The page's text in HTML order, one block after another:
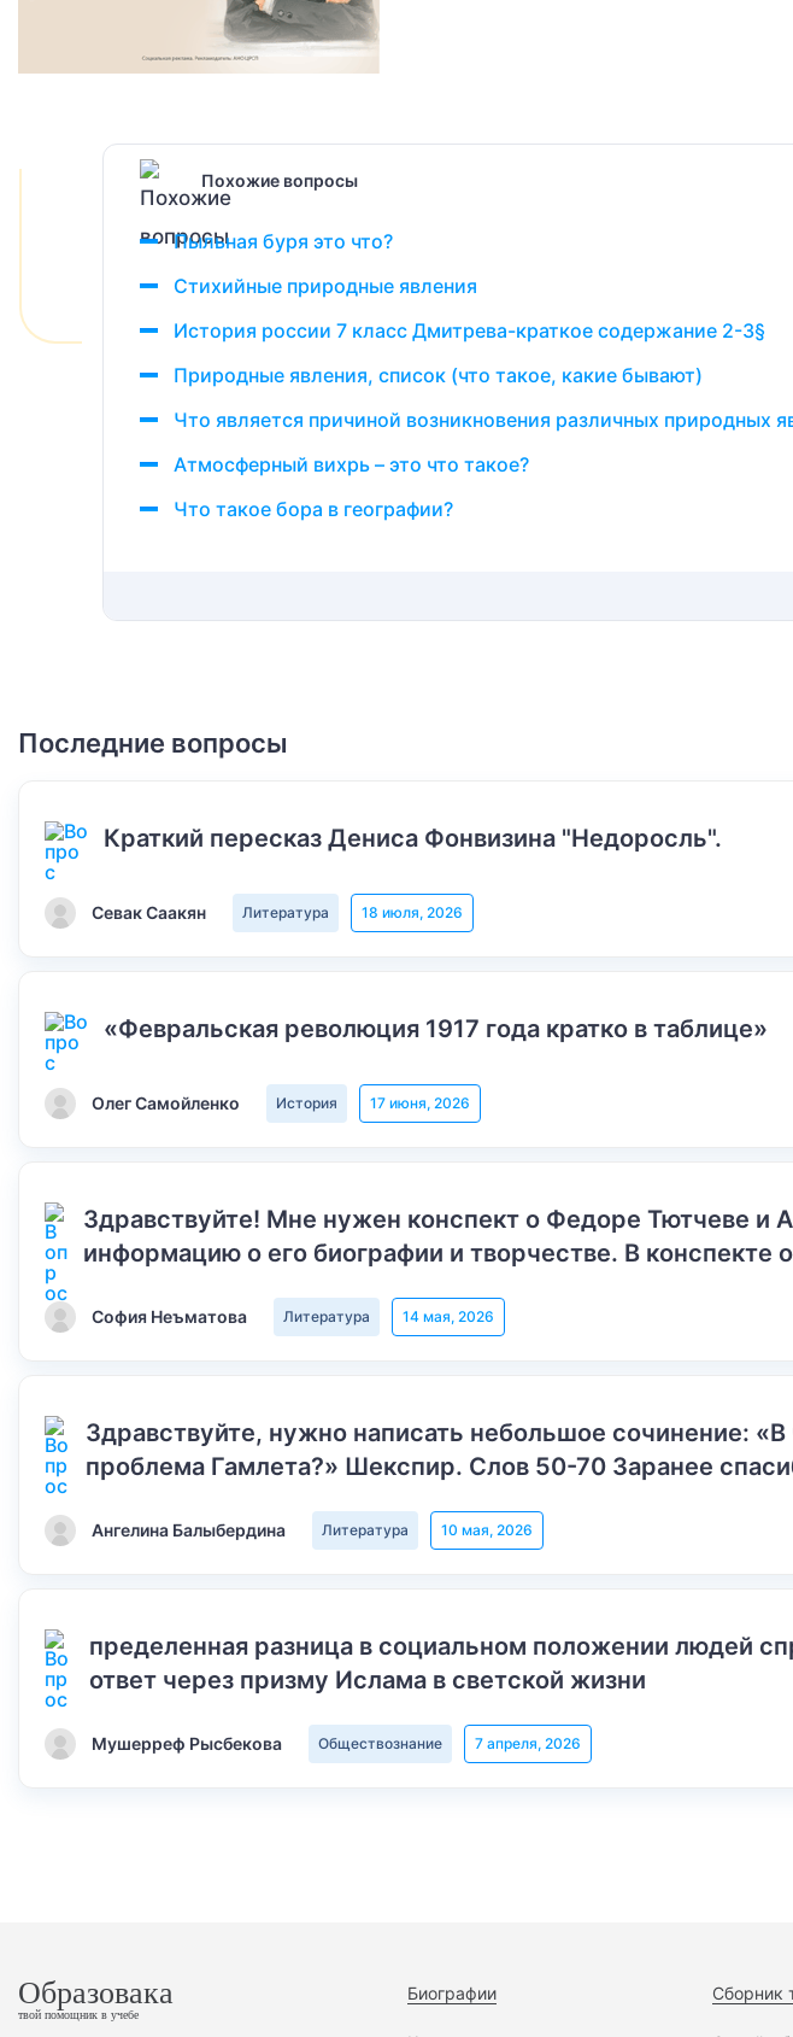
Похожие вопросы
Пыльная буря это что?
Стихийные природные явления
История россии 7 класс Дмитрева-краткое содержание 2-3§
Природные явления, список (что такое, какие бывают)
Что является причиной возникновения различных природных
Атмосферный вихрь – это что такое?
Что такое бора в географии?
Последние вопросы
Краткий пересказ Дениса Фонвизина "Недоросль".
Севак Саакян Литература 18 июля, 2026
«Февральская революция 1917 года кратко в таблице»
Олег Самойленко История 17 июня, 2026
Здравствуйте! Мне нужен конспект о Федоре Тютчеве и
информацию о его биографии и творчестве. В конспекте
София Неъматова Литература 14 мая, 2026
Здравствуйте, нужно написать небольшое сочинение: «В
проблема Гамлета?» Шекспир. Слов 50-70 Заранее
Ангелина Балыбердина Литература 10 мая, 2026
пределенная разница в социальном положении людей
ответ через призму Ислама в светской жизни
Мушерреф Рысбекова Обществознание 7 апреля, 2026
Образовака
твой помощник в учебе
Биографии Сборник